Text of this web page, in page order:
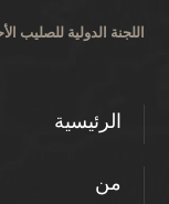
اللجنة الدولية للصليب
الرئيسية
من